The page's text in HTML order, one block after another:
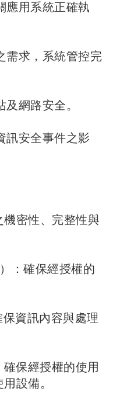
應用系統正確執
需求，系統管控完
網路安全。
訊安全事件之影
密性、完整性與
：確保經授權的
資訊內容與處理
保經授權的使用
設備。